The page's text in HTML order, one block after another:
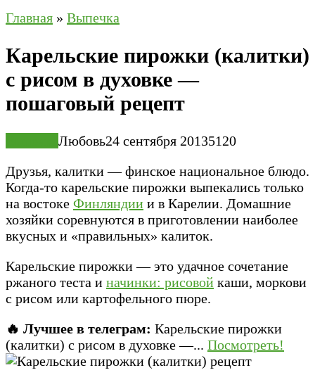
Главная » Выпечка
Карельские пирожки (калитки)
с рисом в духовке —
пошаговый рецепт
Любовь24 сентября 20135120
Друзья, калитки — финское национальное блюдо.
Когда-то карельские пирожки выпекались только
на востоке Финляндии и в Карелии. Домашние
хозяйки соревнуются в приготовлении наиболее
вкусных и «правильных» калиток.
Карельские пирожки — это удачное сочетание
ржаного теста и начинки: рисовой каши, моркови
с рисом или картофельного пюре.
🔥 Лучшее в телеграм: Карельские пирожки
(калитки) с рисом в духовке —... Посмотреть!